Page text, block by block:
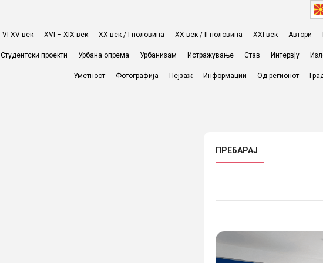
VI-XV век XVI – XIX век ХХ век / I половина ХХ век / II половина XXI век Автори
Студентски проекти Урбана опрема Урбанизам Истражување Став Интервју
Уметност Фотографија Пејзаж Информации Од регионот
ПРЕБАРАЈ